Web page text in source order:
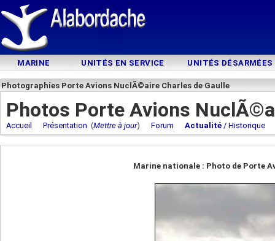
MARINE UNITÉS EN SERVICE UNITÉS DÉSARMÉES
Photographies Porte Avions NuclÃ©aire Charles de Gaulle
Photos Porte Avions
Accueil Présentation (Mettre à jour) Forum Actualité / Historique
Marine nationale : Photo de Porte